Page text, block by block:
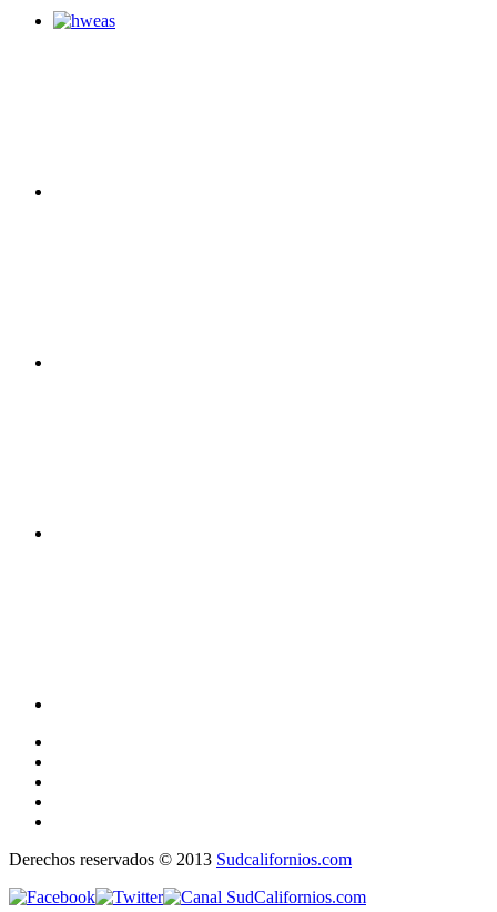
Derechos reservados © 2013 Sudcalifornios.com